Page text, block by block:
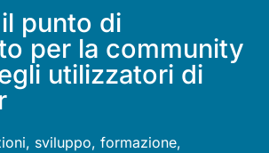
punto di
per la community
utilizzatori di
sviluppo, formazione,